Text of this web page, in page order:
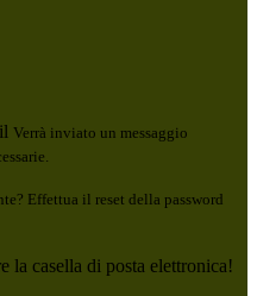
Verrà inviato un messaggio
Effettua il reset della password
la casella di posta elettronica!